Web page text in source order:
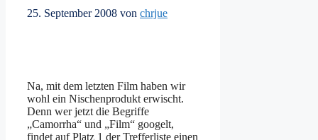
25. September 2008 von chrjue
Na, mit dem letzten Film haben wir
wohl ein Nischenprodukt erwischt.
Denn wer jetzt die Begriffe
„Camorrha“ und „Film“ googelt,
findet auf Platz 1 der Trefferliste einen